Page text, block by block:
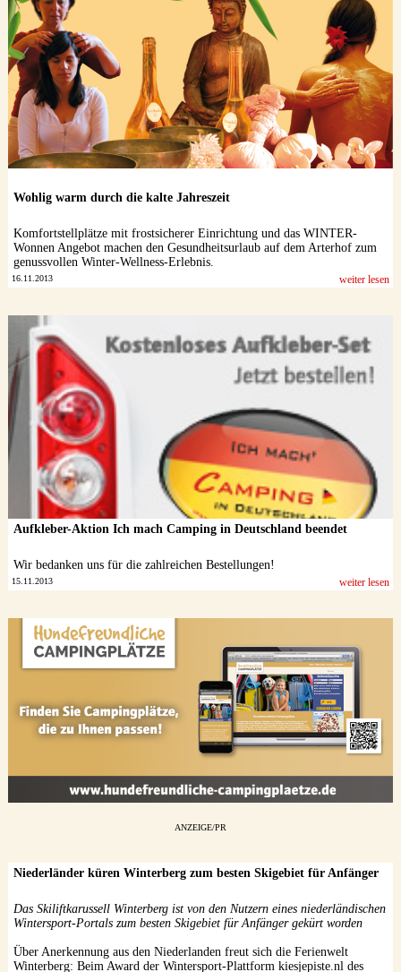
Wohlig warm durch die kalte Jahreszeit
Komfortstellplätze mit frostsicherer Einrichtung und das WINTER-
Wonnen Angebot machen den Gesundheitsurlaub auf dem Arterhof zum
genussvollen Winter-Wellness-Erlebnis.
16.11.2013 weiter lesen
Aufkleber-Aktion Ich mach Camping in Deutschland beendet
Wir bedanken uns für die zahlreichen Bestellungen!
15.11.2013 weiter lesen
ANZEIGE/PR
Niederländer küren Winterberg zum besten Skigebiet für Anfänger
Das Skiliftkarussell Winterberg ist von den Nutzern eines niederländischen
Wintersport-Portals zum besten Skigebiet für Anfänger gekürt worden
Über Anerkennung aus den Niederlanden freut sich die Ferienwelt
Winterberg: Beim Award der Wintersport-Plattform kiesjepiste.nl des